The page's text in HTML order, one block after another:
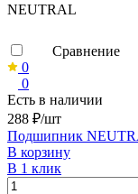
NEUTRAL
Сравнение
0
0
Есть в наличии
288 ₽/шт
Подшипник
В корзину
В 1 клик